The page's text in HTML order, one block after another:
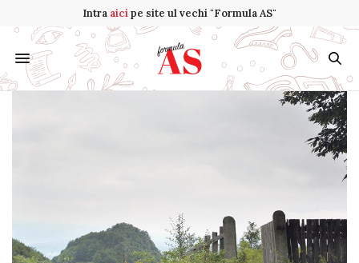
Intra aicipe site ul vechi "Formula AS"